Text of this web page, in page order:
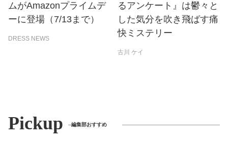
ムがAmazonプライムデ
ーに登場（7/13まで）
DRESS NEWS
るアンケート』は鬱々と
した気分を吹き飛ばす痛
快ミステリー
古川 ケイ
Pickup 編集部おすすめ